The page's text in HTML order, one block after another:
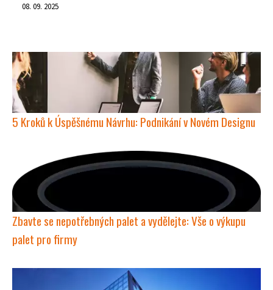
08. 09. 2025
5 Kroků k Úspěšnému Návrhu: Podnikání v Novém Designu
Zbavte se nepotřebných palet a vydělejte: Vše o výkupu
palet pro firmy